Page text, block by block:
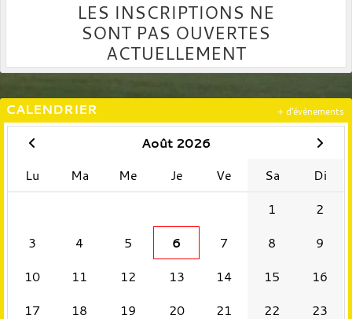
LES INSCRIPTIONS NE
SONT PAS OUVERTES
ACTUELLEMENT
CALENDRIER
Août 2026
Lu
Ma Me Je Ve Sa
Di
1
2
3
4 5 6 7 8
9
10
11 12 13 14 15
16
17
18 19 20 21 22
23
+ d'évènements